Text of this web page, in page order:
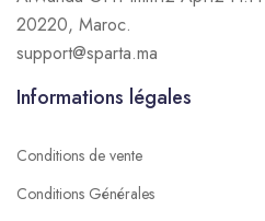
20220, Maroc.
support@sparta.ma
Informations légales
Conditions de vente
Conditions Générales